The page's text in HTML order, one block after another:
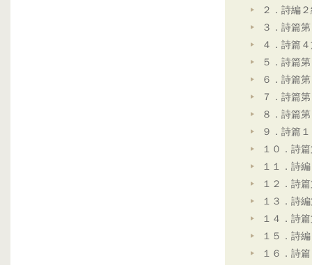
２．詩編
３．詩篇
４．詩篇
５．詩篇
６．詩篇
７．詩篇
８．詩篇
９．詩篇
１０．詩
１１．詩
１２．詩
１３．詩
１４．詩
１５．詩
１６．詩